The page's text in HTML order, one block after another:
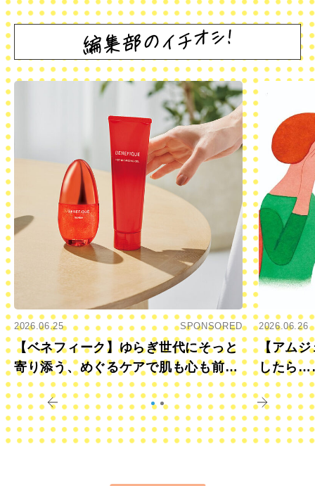
2026.06.25 SPONSORED
【ベネフィーク】ゆらぎ世代にそっと
寄り添う、めぐるケアで肌も心も前向
きに
2026.06.26
【アムジ
したら
すか？